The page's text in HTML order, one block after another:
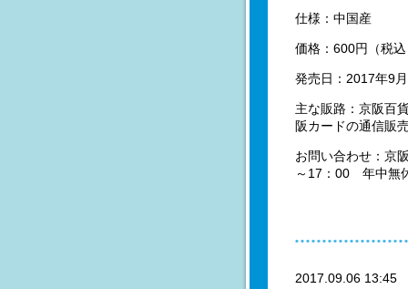
仕様：中国産
価格：600円（税
発売日：2017年9
主な販路：京阪百
阪カードの通信販
お問い合わせ：京
～17：00 年中無
2017.09.06